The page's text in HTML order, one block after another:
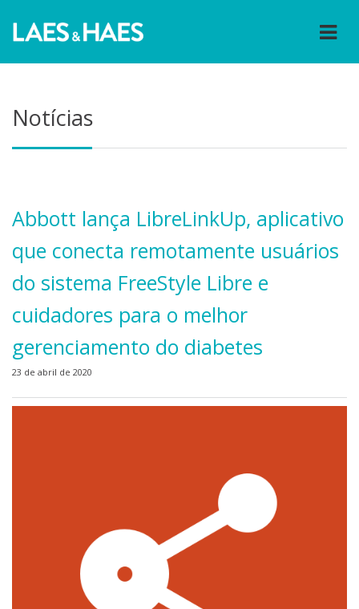
Notícias
Abbott lança LibreLinkUp, aplicativo
que conecta remotamente usuários
do sistema FreeStyle Libre e
cuidadores para o melhor
gerenciamento do diabetes
23 de abril de 2020